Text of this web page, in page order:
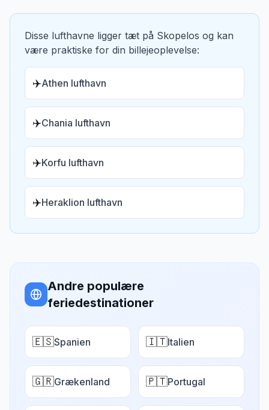
Disse lufthavne ligger tæt på Skopelos og kan
være praktiske for din billejeoplevelse:
✈️Athen lufthavn
✈️Chania lufthavn
✈️Korfu lufthavn
✈️Heraklion lufthavn
Andre populære
feriedestinationer
🇪🇸Spanien 🇮🇹Italien
🇬🇷Grækenland 🇵🇹Portugal